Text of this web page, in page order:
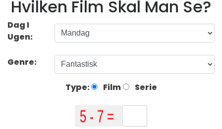
Hvilken Film Skal Man Se?
Dag I
Ugen:
Genre:
Type: Film Serie